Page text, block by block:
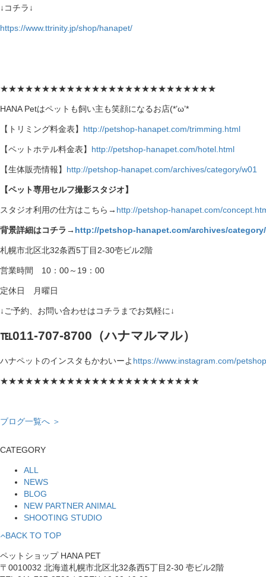
↓コチラ↓
https://www.ttrinity.jp/shop/hanapet/
★★★★★★★★★★★★★★★★★★★★★★★★★★
HANA Petはペットも飼い主も笑顔になるお店(*’ω’*
【トリミング料金表】 http://petshop-hanapet.com/trimming.html
【ペットホテル料金表】 http://petshop-hanapet.com/hotel.html
【生体販売情報】 http://petshop-hanapet.com/archives/category/w01
【ペット専用セルフ撮影スタジオ】
スタジオ利用の仕方はこちら→ http://petshop-hanapet.com/
背景詳細はコチラ→ http://petshop-hanapet.com/archives/
札幌市北区北32条西5丁目2-30壱ビル2階
営業時間 10：00～19：00
定休日 月曜日
↓ご予約、お問い合わせはコチラまでお気軽に↓
℡011-707-8700（ハナマルマル）
ハナペットのインスタもかわいーよ https://www.instagram.com/
★★★★★★★★★★★★★★★★★★★★★★★★
ブログ一覧へ ＞
CATEGORY
ALL
NEWS
BLOG
NEW PARTNER ANIMAL
SHOOTING STUDIO
BACK TO TOP
ペットショップ HANA PET
〒0010032 北海道札幌市北区北32条西5丁目2-30 壱ビル2階